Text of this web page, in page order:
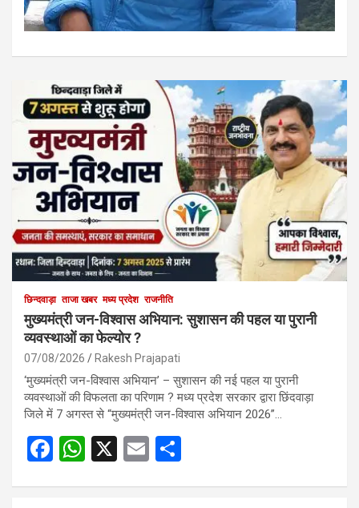
छिन्दवाड़ा ताजा खबर मध्य प्रदेश राजनीति
मुख्यमंत्री जन-विश्वास अभियान: सुशासन की पहल या पुरानी
व्यवस्थाओं का फेल्योर ?
07/08/2026 Rakesh Prajapati
‘मुख्यमंत्री जन-विश्वास अभियान’ – सुशासन की नई पहल या पुरानी
व्यवस्थाओं की विफलता का परिणाम ? मध्य प्रदेश सरकार द्वारा छिंदवाड़ा
जिले में 7 अगस्त से “मुख्यमंत्री जन-विश्वास अभियान 2026”…
F
W X
E